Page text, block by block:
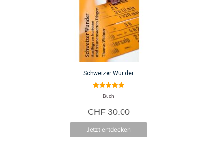
Schweizer Wunder
5.00
von 5
Buch
CHF30.00
Jetzt entdecken